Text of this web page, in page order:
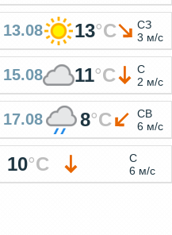
13.08 13°C
СЗ
3 м/с
15.08 11°C
С
2 м/с
17.08 8°C
СВ
6 м/с
10°C
С
6 м/с